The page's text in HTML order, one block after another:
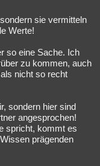
sie vermitteln
Werte!
so eine Sache. Ich
zu kommen, auch
nicht so recht
sondern hier sind
angesprochen!
spricht, kommt es
prägenden